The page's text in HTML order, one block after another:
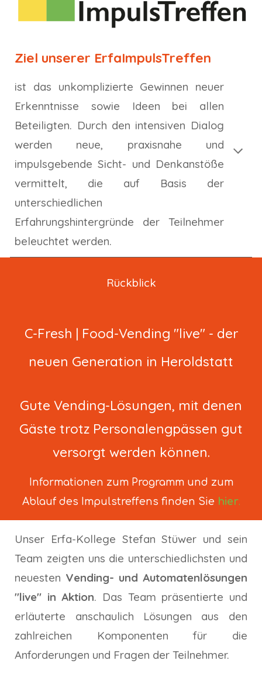
Ziel unserer ErfaImpulsTreffen
ist das unkomplizierte Gewinnen neuer
Erkenntnisse sowie Ideen bei allen
Beteiligten. Durch den intensiven Dialog
werden neue, praxisnahe und
impulsgebende Sicht- und Denkanstöße
vermittelt, die auf Basis der
unterschiedlichen
Erfahrungshintergründe der Teilnehmer
beleuchtet werden.
Rückblick
C-Fresh | Food-Vending "live" - der
neuen Generation in Heroldstatt
Gute Vending-Lösungen, mit denen
Gäste trotz Personalengpässen gut
versorgt werden können.
Informationen zum Programm und zum
Ablauf des Impulstreffens finden Sie hier.
Unser Erfa-Kollege Stefan Stüwer und sein
Team zeigten uns die unterschiedlichsten und
neuesten Vending- und Automatenlösungen
"live" in Aktion. Das Team präsentierte und
erläuterte anschaulich Lösungen aus den
zahlreichen Komponenten für die
Anforderungen und Fragen der Teilnehmer.